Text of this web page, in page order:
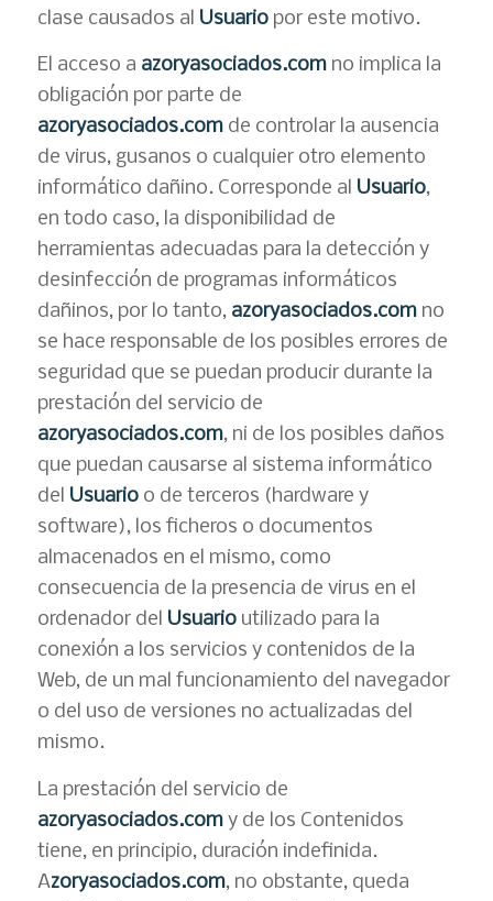
clase causados al Usuario por este motivo.
El acceso a azoryasociados.com no implica la
obligación por parte de
azoryasociados.com de controlar la ausencia
de virus, gusanos o cualquier otro elemento
informático dañino. Corresponde al Usuario,
en todo caso, la disponibilidad de
herramientas adecuadas para la detección y
desinfección de programas informáticos
dañinos, por lo tanto, azoryasociados.com no
se hace responsable de los posibles errores de
seguridad que se puedan producir durante la
prestación del servicio de
azoryasociados.com, ni de los posibles daños
que puedan causarse al sistema informático
del Usuario o de terceros (hardware y
software), los ficheros o documentos
almacenados en el mismo, como
consecuencia de la presencia de virus en el
ordenador del Usuario utilizado para la
conexión a los servicios y contenidos de la
Web, de un mal funcionamiento del navegador
o del uso de versiones no actualizadas del
mismo.
La prestación del servicio de
azoryasociados.com y de los Contenidos
tiene, en principio, duración indefinida.
Azoryasociados.com, no obstante, queda